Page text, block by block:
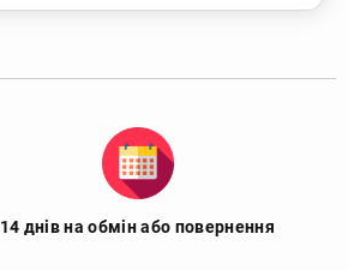
14 днів на обмін або повернення